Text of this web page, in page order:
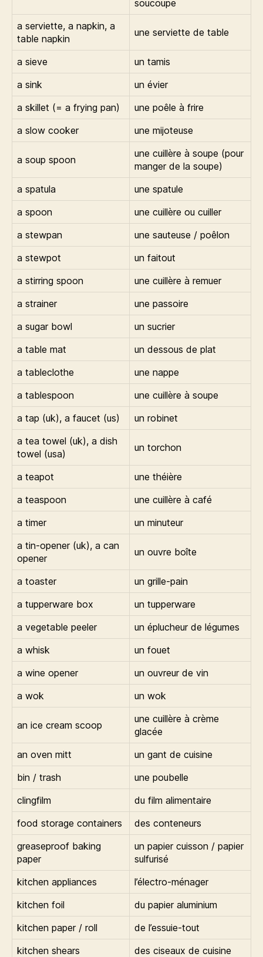
soucoupe
a serviette, a napkin, a
table napkin
une serviette de table
a sieve
un tamis
a sink
un évier
a skillet (= a frying pan)
une poêle à frire
a slow cooker
une mijoteuse
a soup spoon
une cuillère à soupe (pour
manger de la soupe)
a spatula
une spatule
a spoon
une cuillère ou cuiller
a stewpan
une sauteuse / poêlon
a stewpot
un faitout
a stirring spoon
une cuillère à remuer
a strainer
une passoire
a sugar bowl
un sucrier
a table mat
un dessous de plat
a tableclothe
une nappe
a tablespoon
une cuillère à soupe
a tap (uk), a faucet (us)
un robinet
a tea towel (uk), a dish
towel (usa)
un torchon
a teapot
une théière
a teaspoon
une cuillère à café
a timer
un minuteur
a tin-opener (uk), a can
opener
un ouvre boîte
a toaster
un grille-pain
a tupperware box
un tupperware
a vegetable peeler
un éplucheur de légumes
a whisk
un fouet
a wine opener
un ouvreur de vin
a wok
un wok
an ice cream scoop
une cuillère à crème
glacée
an oven mitt
un gant de cuisine
bin / trash
une poubelle
clingfilm
du film alimentaire
food storage containers
des conteneurs
greaseproof baking
paper
un papier cuisson / papier
sulfurisé
kitchen appliances
l’électro-ménager
kitchen foil
du papier aluminium
kitchen paper / roll
de l’essuie-tout
kitchen shears
des ciseaux de cuisine